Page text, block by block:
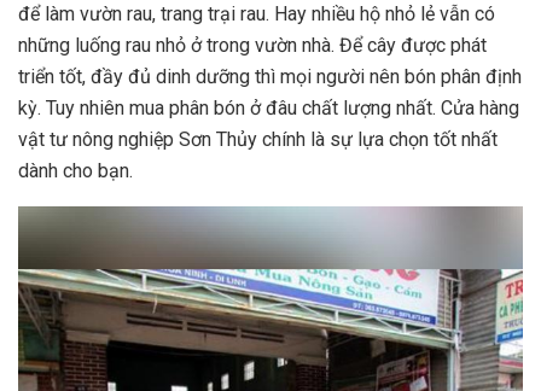
để làm vườn rau, trang trại rau. Hay nhiều hộ nhỏ lẻ vẫn có
những luống rau nhỏ ở trong vườn nhà. Để cây được phát
triển tốt, đầy đủ dinh dưỡng thì mọi người nên bón phân định
kỳ. Tuy nhiên mua phân bón ở đâu chất lượng nhất. Cửa hàng
vật tư nông nghiệp Sơn Thủy chính là sự lựa chọn tốt nhất
dành cho bạn.